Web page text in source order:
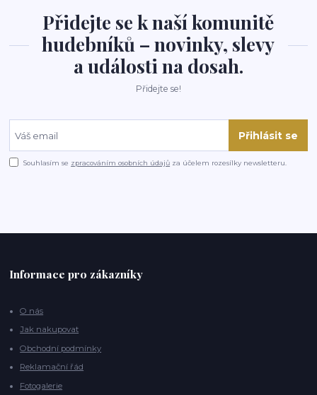
Přidejte se k naší komunitě
hudebníků – novinky, slevy
a události na dosah.
Přidejte se!
Přihlásit se
Souhlasím se zpracováním osobních údajů za účelem rozesílky newsletteru.
Informace pro zákazníky
O nás
Jak nakupovat
Obchodní podmínky
Reklamační řád
Fotogalerie